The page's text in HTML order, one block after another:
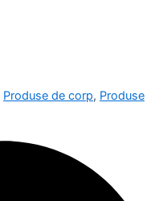
Produse de corp, Produse